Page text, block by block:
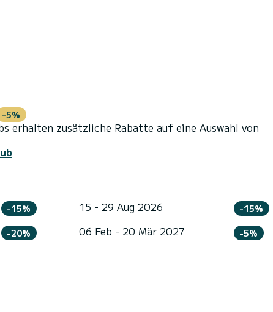
-5%
erhalten zusätzliche Rabatte auf eine Auswahl von
-15% 15 - 29 Aug 2026 -15%
-20% 06 Feb - 20 Mär 2027 -5%